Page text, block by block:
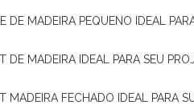
DE MADEIRA PEQUENO IDEAL
DE MADEIRA IDEAL PARA SEU
MADEIRA FECHADO IDEAL PARA